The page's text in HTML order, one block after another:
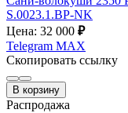
S.0023.1.ВР-NK
Цена: 32 000 ₽
Telegram MAX
Скопировать ссылку
В корзину
Распродажа